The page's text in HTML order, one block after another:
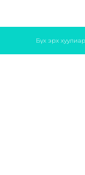
Бүх эрх